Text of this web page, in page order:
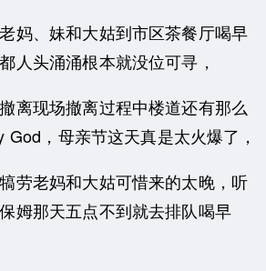
妈、妹和大姑到市区茶餐厅喝早
人头涌涌根本就没位可寻，
离现场撤离过程中楼道还有那么
God，母亲节这天真是太火爆了，
劳老妈和大姑可惜来的太晚，听
姆那天五点不到就去排队喝早